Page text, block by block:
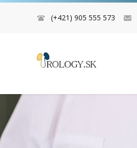
(+421) 905 555 573